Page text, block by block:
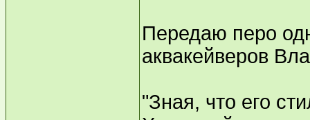
Передаю перо
аквакейверов
"Зная, что его